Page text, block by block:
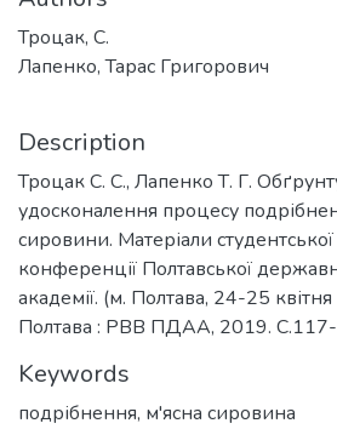
Троцак, С.
Лапенко, Тарас Григорович
Description
Троцак С. С., Лапенко Т. Г.
удосконалення процесу
сировини. Матеріали
конференції Полтавської
академії. (м. Полтава, 24-25
Полтава : РВВ ПДАА, 2019.
Keywords
подрібнення, м'ясна сировина